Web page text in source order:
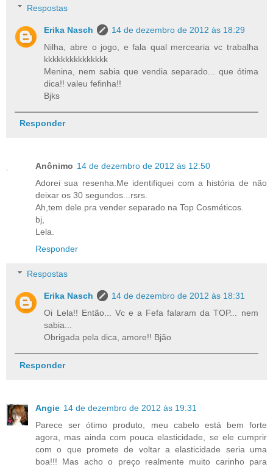
Respostas
Erika Nasch
14 de dezembro de 2012 às 18:29
Nilha, abre o jogo, e fala qual mercearia vc trabalha
kkkkkkkkkkkkkkk
Menina, nem sabia que vendia separado... que ótima
dica!! valeu fefinha!!
Bjks
Responder
Anônimo 14 de dezembro de 2012 às 12:50
Adorei sua resenha.Me identifiquei com a história de não
deixar os 30 segundos...rsrs.
Ah,tem dele pra vender separado na Top Cosméticos.
bj,
Lela.
Responder
Respostas
Erika Nasch
14 de dezembro de 2012 às 18:31
Oi Lela!! Então... Vc e a Fefa falaram da TOP... nem
sabia...
Obrigada pela dica, amore!! Bjão
Responder
Angie 14 de dezembro de 2012 às 19:31
Parece ser ótimo produto, meu cabelo está bem forte
agora, mas ainda com pouca elasticidade, se ele cumprir
com o que promete de voltar a elasticidade seria uma
boa!!! Mas acho o preço realmente muito carinho para